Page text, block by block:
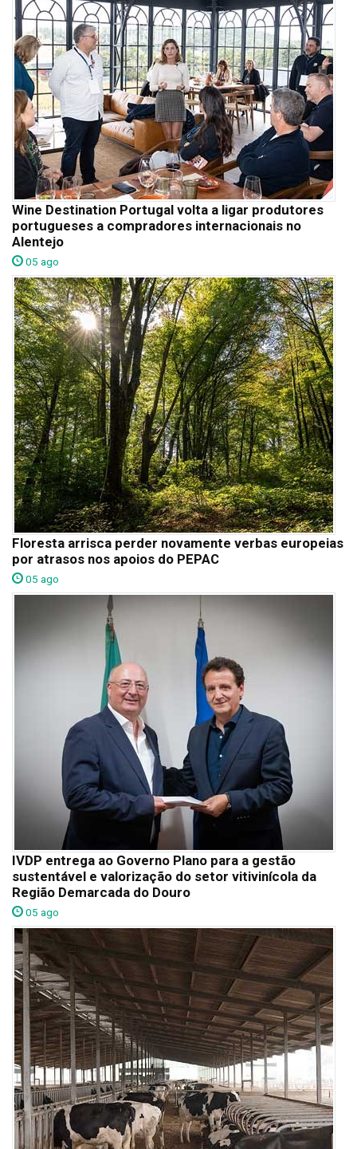
Wine Destination Portugal volta a ligar produtores
portugueses a compradores internacionais no
Alentejo
05 ago
Floresta arrisca perder novamente verbas europeias
por atrasos nos apoios do PEPAC
05 ago
IVDP entrega ao Governo Plano para a gestão
sustentável e valorização do setor vitivinícola da
Região Demarcada do Douro
05 ago